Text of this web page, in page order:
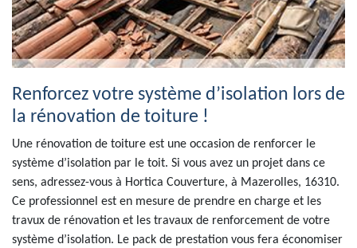
Renforcez votre système d’isolation lors de
la rénovation de toiture !
Une rénovation de toiture est une occasion de renforcer le
système d’isolation par le toit. Si vous avez un projet dans ce
sens, adressez-vous à Hortica Couverture, à Mazerolles, 16310.
Ce professionnel est en mesure de prendre en charge et les
travux de rénovation et les travaux de renforcement de votre
système d’isolation. Le pack de prestation vous fera économiser